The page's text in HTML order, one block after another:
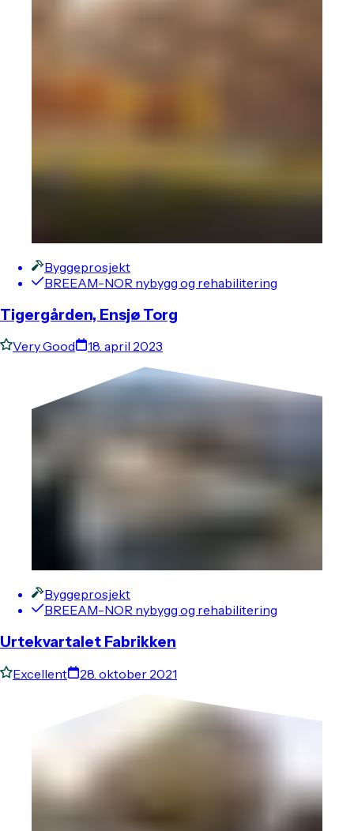
Byggeprosjekt
BREEAM-NOR nybygg og rehabilitering
Tigergården, Ensjø Torg
Very Good 18. april 2023
Byggeprosjekt
BREEAM-NOR nybygg og rehabilitering
Urtekvartalet Fabrikken
Excellent 28. oktober 2021